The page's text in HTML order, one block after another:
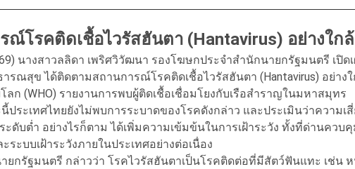
โรคติดเชื้อไวรัสฮันตา (Hantavirus) อย่างใก
นางสาวลลิดา เพริศวิวัฒนา รองโฆษกประจำสำนักนายกรัฐมนตรี เปิดเ
ารณสุข ได้ติดตามสถานการณ์โรคติดเชื้อไวรัสฮันตา (Hantavirus) อย่าง
ก (WHO) รายงานการพบผู้ติดเชื้อเชื่อมโยงกับเรือสำราญในมหาสมุทร
ระเทศไทยยังไม่พบการระบาดของโรคดังกล่าว และประเมินว่าความเสี่
ดับต่ำ อย่างไรก็ตาม ได้เพิ่มความเข้มข้นในการเฝ้าระวัง ทั้งที่ด่านควบ
ระบบเฝ้าระวังภายในประเทศอย่างต่อเนื่อง
ยกรัฐมนตรี กล่าวว่า โรคไวรัสฮันตาเป็นโรคติดต่อที่มีสัตว์ฟันแทะ เช่น